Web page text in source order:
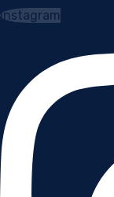
Instagram